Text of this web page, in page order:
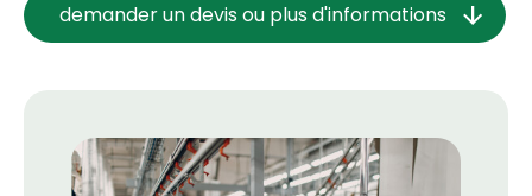
demander un devis ou plus d'informations